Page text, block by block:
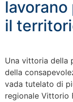
il
Una vittoria della
della
vada tutelato di
regionale Vittorio